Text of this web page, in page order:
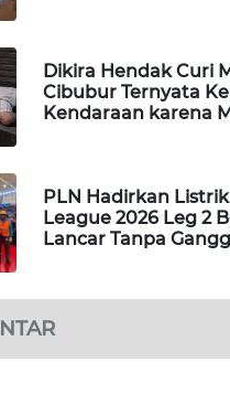
Dikira Hendak Curi
Cibubur Ternyata
Kendaraan karena
PLN Hadirkan
League 2026 Leg 2
Lancar Tanpa